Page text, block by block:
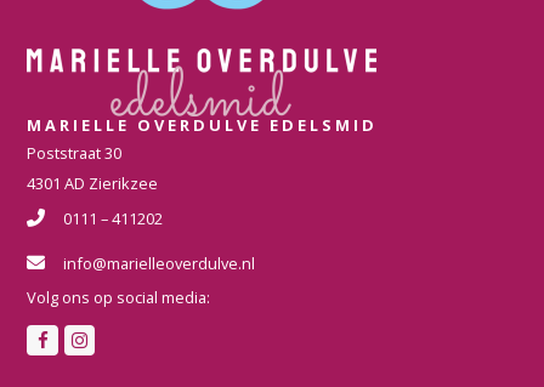
MARIELLE OVERDULVE EDELSMID
Poststraat 30
4301 AD Zierikzee
0111 – 411202
info@marielleoverdulve.nl
Volg ons op social media:
F